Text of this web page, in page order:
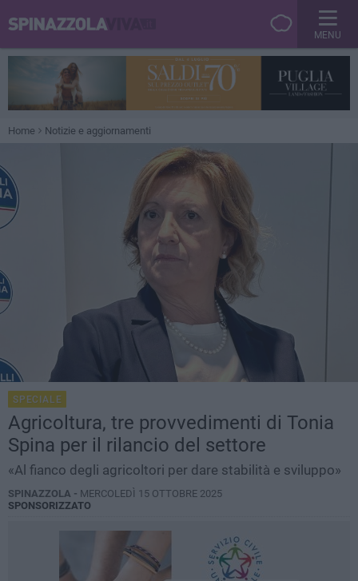
MENU
Home Notizie e aggiornamenti
SPECIALE
Agricoltura, tre provvedimenti di Tonia
Spina per il rilancio del settore
«Al fianco degli agricoltori per dare stabilità e sviluppo»
SPINAZZOLA - MERCOLEDÌ 15 OTTOBRE 2025
SPONSORIZZATO